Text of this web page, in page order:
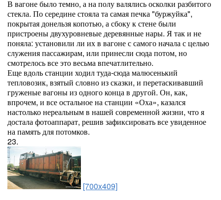
В вагоне было темно, а на полу валялись осколки разбитого
стекла. По середине стояла та самая печка "буржуйка",
покрытая донельзя копотью, а сбоку к стене были
пристроены двухуровневые деревянные нары. Я так и не
поняла: установили ли их в вагоне с самого начала с целью
служения пассажирам, или принесли сюда потом, но
смотрелось все это весьма впечатлительно.
Еще вдоль станции ходил туда-сюда малюсенький
тепловозик, взятый словно из сказки, и перетаскивавший
груженые вагоны из одного конца в другой. Он, как,
впрочем, и все остальное на станции «Оха», казался
настолько нереальным в нашей современной жизни, что я
достала фотоаппарат, решив зафиксировать все увиденное
на память для потомков.
23.
[700x409]